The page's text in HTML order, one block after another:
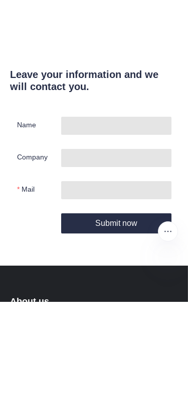
Leave your information and we
will contact you.
Name
Company
Mail
Submit now
About us